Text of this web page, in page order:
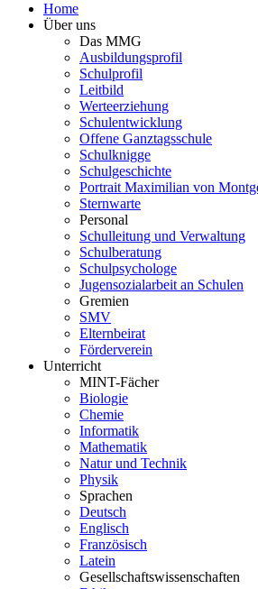
Home
Über uns
Das MMG
Ausbildungsprofil
Schulprofil
Leitbild
Werteerziehung
Schulentwicklung
Offene Ganztagsschule
Schulknigge
Schulgeschichte
Portrait Maximilian von
Sternwarte
Personal
Schulleitung und Verwaltung
Schulberatung
Schulpsychologe
Jugensozialarbeit an Schulen
Gremien
SMV
Elternbeirat
Förderverein
Unterricht
MINT-Fächer
Biologie
Chemie
Informatik
Mathematik
Natur und Technik
Physik
Sprachen
Deutsch
Englisch
Französisch
Latein
Gesellschaftswissenschaften